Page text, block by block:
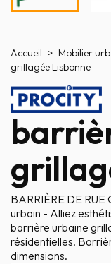
Accueil Mobilier
grillagée Lisbonne
BARRIÈRE DE
urbain - Alliez
barrière urbaine
résidentielles.
dimensions.